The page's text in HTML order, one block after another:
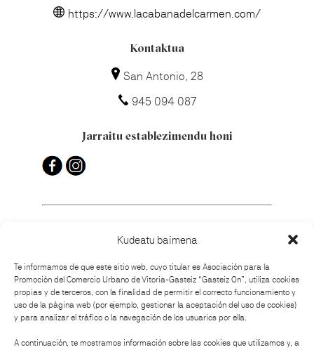
Kudeatu baimena
Te informamos de que este sitio web, cuyo titular es Asociación para la
Promoción del Comercio Urbano de Vitoria-Gasteiz “Gasteiz On”, utiliza cookies
propias y de terceros, con la finalidad de permitir el correcto funcionamiento y
uso de la página web (por ejemplo, gestionar la aceptación del uso de cookies)
y para analizar el tráfico o la navegación de los usuarios por ella.
A continuación, te mostramos información sobre las cookies que utilizamos y, a
https://www.lacabanadelcarmen.com/
Kontaktua
San Antonio, 28
945 094 087
Jarraitu establezimendu honi
Nola iritsi?
Antolatzailea